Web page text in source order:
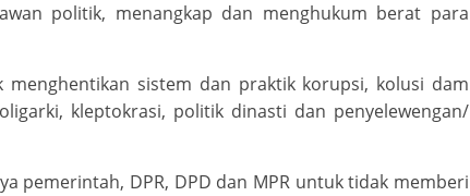
politik, menangkap dan menghukum berat para
sistem dan praktik korupsi, kolusi dam
kleptokrasi, politik dinasti dan penyelewengan/
pemerintah, DPR, DPD dan MPR untuk tidak memberi